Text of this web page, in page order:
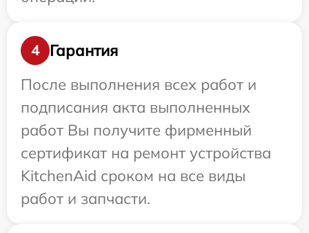
4
Гарантия
После выполнения всех работ и
подписания акта выполненных
работ Вы получите фирменный
сертификат на ремонт устройства
KitchenAid сроком на все виды
работ и запчасти.